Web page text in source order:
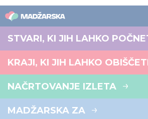
STVARI, KI JIH LAHKO
KRAJI, KI JIH LAHKO
NAČRTOVANJE IZLETA
MADŽARSKA ZA